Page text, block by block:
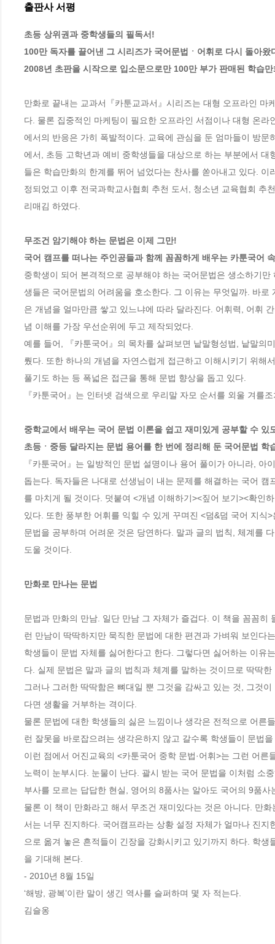
출판사 서평
초등 상위권과 중학생들의 필독서!
100만 독자를 끌어낸 그 시리즈가 국어문법ㆍ어휘로 다시 돌아왔
2008년 초판을 시작으로 입소문으로만 100만 부가 판매된 학습
만화로 끝내는 교과서『카툰교과서』시리즈는 대형 오프라인
다. 물론 집중적인 마케팅이 필요한 오프라인 서점이나 대형 온
에서의 반응은 가히 폭발적이다. 교육에 관심을 둔 엄마들이 방
에서, 초등 고학년과 예비 중학생들을 대상으로 하는 부분에서
들은 학습만화의 한계를 뛰어 넘었다는 찬사를 쏟아내고 있다.
정되었고 이후 전국과학교사협회 추천 도서, 청소년 교육협회 추
리매김 하였다.
무조건 암기해야 하는 문법은 이제 그만!
국어 캠프를 떠나는 주인공들과 함께 꼼꼼하게 배우는 카툰국어
중학생이 되어 본격적으로 공부해야 하는 국어문법은 생소하기
생들은 국어문법의 어려움을 호소한다. 그 이유는 무엇일까. 바
은 개념을 얼마만큼 쌓고 있느냐에 따라 달라진다. 어휘력, 어휘
념 이해를 가장 우선순위에 두고 제작되었다.
예를 들어, 『카툰국어』의 목차를 살펴보면 낱말형성법, 낱말의
뤘다. 또한 하나의 개념을 자연스럽게 접근하고 이해시키기 위해
풀기도 하는 등 폭넓은 접근을 통해 문법 향상을 돕고 있다.
『카툰국어』는 인터넷 검색으로 우리말 자모 순서를 외울 겨
중학교에서 배우는 국어 문법 이론을 쉽고 재미있게 공부할 수 있
초등ㆍ중등 달라지는 문법 용어를 한 번에 정리해 둔 국어문법 학
『카툰국어』는 일방적인 문법 설명이나 용어 풀이가 아니라,
돕는다. 독자들은 나대로 선생님이 내는 문제를 해결하는 국어
를 마치게 될 것이다. 덧붙여 <개념 이해하기><짚어 보기><확인
있다. 또한 풍부한 어휘를 익힐 수 있게 꾸며진 <덤&덤 국어 지식
문법을 공부하며 어려운 것은 당연하다. 말과 글의 법칙, 체계를
도울 것이다.
만화로 만나는 문법
문법과 만화의 만남. 일단 만남 그 자체가 즐겁다. 이 책을 꼼꼼
런 만남이 딱딱하지만 묵직한 문법에 대한 편견과 가벼워 보인다
학생들이 문법 자체를 싫어한다고 한다. 그렇다면 싫어하는 이유
다. 실제 문법은 말과 글의 법칙과 체계를 말하는 것이므로 딱딱
그러나 그러한 딱딱함은 뼈대일 뿐 그것을 감싸고 있는 것, 그것
다면 생활을 거부하는 격이다.
물론 문법에 대한 학생들의 싫은 느낌이나 생각은 전적으로 어른
런 잘못을 바로잡으려는 생각은하지 않고 갈수록 학생들이 문법
이런 점에서 어진교육의 <카툰국어 중학 문법·어휘>는 그런 어
노력이 눈부시다. 눈물이 난다. 괄시 받는 국어 문법을 이처럼 소
부사를 모르는 답답한 현실, 영어의 8품사는 알아도 국어의 9품
물론 이 책이 만화라고 해서 무조건 재미있다는 것은 아니다. 만
서는 너무 진지하다. 국어캠프라는 상황 설정 자체가 얼마나 진
으로 옮겨 놓은 흔적들이 긴장을 강화시키고 있기까지 하다. 학
을 기대해 본다.
- 2010년 8월 15일
‘해방, 광복’이란 말이 생긴 역사를 슬퍼하며 몇 자 적는다.
김슬옹